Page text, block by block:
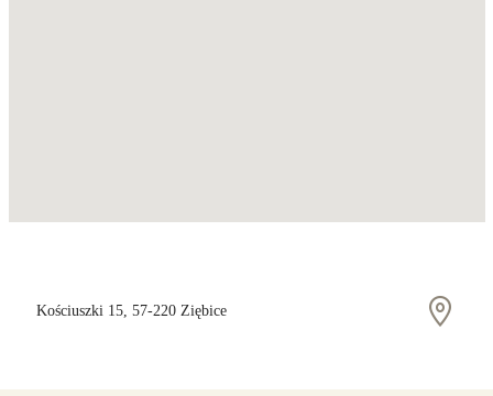
Kościuszki 15, 57-220 Ziębice